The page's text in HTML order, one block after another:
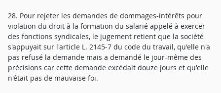
28. Pour rejeter les demandes de dommages-intérêts pour
violation du droit à la formation du salarié appelé à exercer
des fonctions syndicales, le jugement retient que la société
s'appuyait sur l'article L. 2145-7 du code du travail, qu'elle n'a
pas refusé la demande mais a demandé le jour-même des
précisions car cette demande excédait douze jours et qu'elle
n'était pas de mauvaise foi.